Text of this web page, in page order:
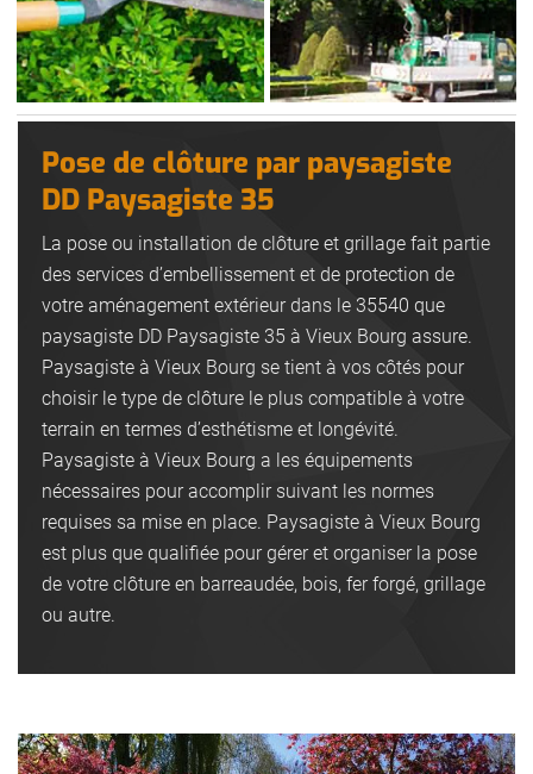
Pose de clôture par paysagiste
DD Paysagiste 35
La pose ou installation de clôture et grillage fait partie
des services d’embellissement et de protection de
votre aménagement extérieur dans le 35540 que
paysagiste DD Paysagiste 35 à Vieux Bourg assure.
Paysagiste à Vieux Bourg se tient à vos côtés pour
choisir le type de clôture le plus compatible à votre
terrain en termes d’esthétisme et longévité.
Paysagiste à Vieux Bourg a les équipements
nécessaires pour accomplir suivant les normes
requises sa mise en place. Paysagiste à Vieux Bourg
est plus que qualifiée pour gérer et organiser la pose
de votre clôture en barreaudée, bois, fer forgé, grillage
ou autre.